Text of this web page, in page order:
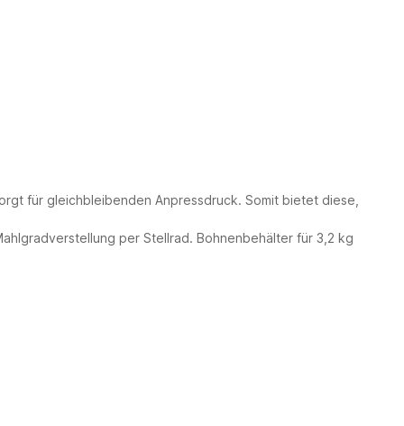
für gleichbleibenden Anpressdruck. Somit bietet diese,
per Stellrad. Bohnenbehälter für 3,2 kg